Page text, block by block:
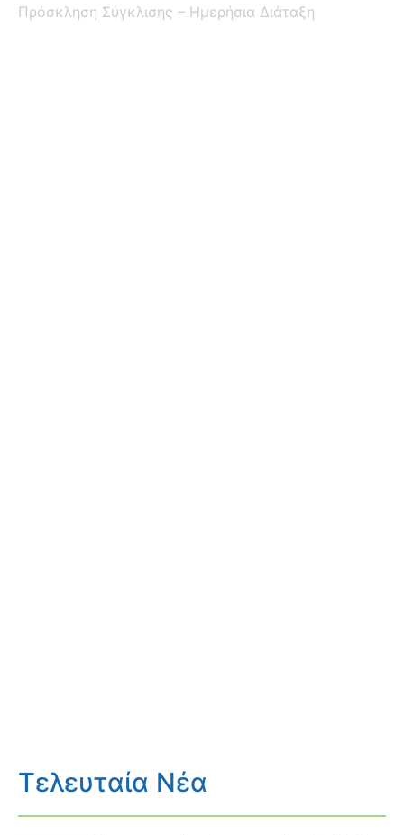
Πρόσκληση Σύγκλισης – Ημερήσια Διάταξη
Τελευταία Νέα